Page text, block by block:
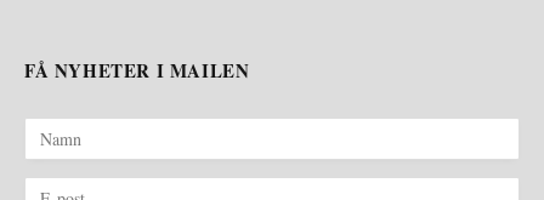
FÅ NYHETER I MAILEN